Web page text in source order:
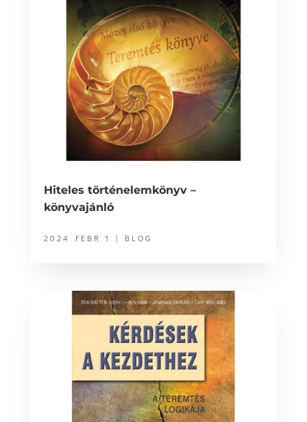
Hiteles történelemkönyv –
könyvajánló
2024 FEBR 1 | BLOG